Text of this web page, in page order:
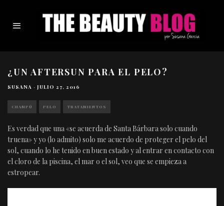
¿UN AFTERSUN PARA EL PELO?
SUSANA · JULIO 27, 2016
CHAMPÚ PELO TRATAMIENTOS
Es verdad que una «se acuerda de Santa Bárbara solo cuando
truena» y yo (lo admito) solo me acuerdo de proteger el pelo del
sol, cuando lo he tenido en buen estado y al entrar en contacto con
el cloro de la piscina, el mar o el sol, veo que se empieza a
estropear.